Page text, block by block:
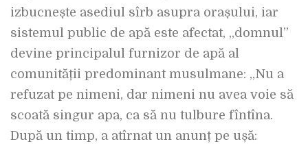
izbucnește asediul sîrb asupra orașului, iar
sistemul public de apă este afectat, „domnul”
devine principalul furnizor de apă al
comunității predominant musulmane: „Nu a
refuzat pe nimeni, dar nimeni nu avea voie să
scoată singur apa, ca să nu tulbure fîntîna.
După un timp, a atîrnat un anunț pe ușă: